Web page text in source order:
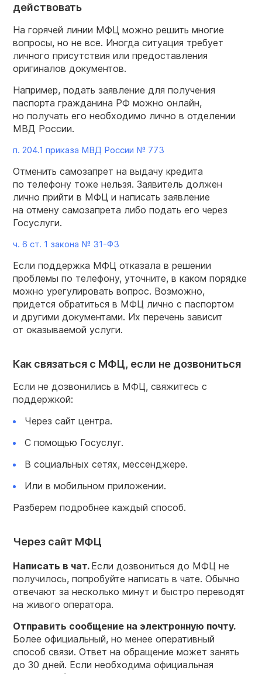
действовать
На горячей линии МФЦ можно решить многие
вопросы, но не все. Иногда ситуация требует
личного присутствия или предоставления
оригиналов документов.
Например, подать заявление для получения
паспорта гражданина РФ можно онлайн,
но получать его необходимо лично в отделении
МВД России.
п. 204.1 приказа МВД России № 773
Отменить самозапрет на выдачу кредита
по телефону тоже нельзя. Заявитель должен
лично прийти в МФЦ и написать заявление
на отмену самозапрета либо подать его через
Госуслуги.
ч. 6 ст. 1 закона № 31-ФЗ
Если поддержка МФЦ отказала в решении
проблемы по телефону, уточните, в каком порядке
можно урегулировать вопрос. Возможно,
придется обратиться в МФЦ лично с паспортом
и другими документами. Их перечень зависит
от оказываемой услуги.
Как связаться с МФЦ, если не дозвониться
Если не дозвонились в МФЦ, свяжитесь с
поддержкой:
Через сайт центра.
С помощью Госуслуг.
В социальных сетях, мессенджере.
Или в мобильном приложении.
Разберем подробнее каждый способ.
Через сайт МФЦ
Написать в чат. Если дозвониться до МФЦ не
получилось, попробуйте написать в чате. Обычно
отвечают за несколько минут и быстро переводят
на живого оператора.
Отправить сообщение на электронную почту.
Более официальный, но менее оперативный
способ связи. Ответ на обращение может занять
до 30 дней. Если необходима официальная